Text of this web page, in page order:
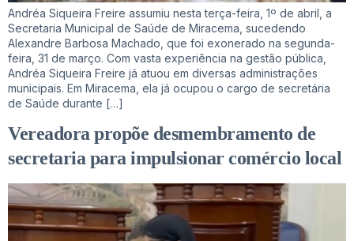
Andréa Siqueira Freire assumiu nesta terça-feira, 1º de abril, a
Secretaria Municipal de Saúde de Miracema, sucedendo
Alexandre Barbosa Machado, que foi exonerado na segunda-
feira, 31 de março. Com vasta experiência na gestão pública,
Andréa Siqueira Freire já atuou em diversas administrações
municipais. Em Miracema, ela já ocupou o cargo de secretária
de Saúde durante […]
Vereadora propõe desmembramento de
secretaria para impulsionar comércio local